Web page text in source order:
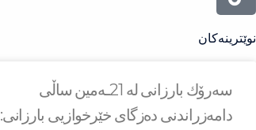
نوێترینەکان
سه‌رۆك بارزانی له‌ 21ـه‌مین ساڵی
دامەزراندنی دەزگای خێرخوازیی بارزانی: